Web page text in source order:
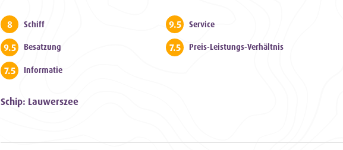
8 Schiff
9.5 Besatzung
7.5 Informatie
9.5 Service
7.5 Preis-Leistungs-Verhältnis
Schip: Lauwerszee